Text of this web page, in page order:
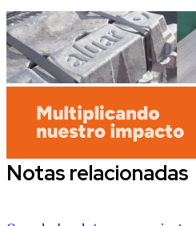
Notas relacionadas